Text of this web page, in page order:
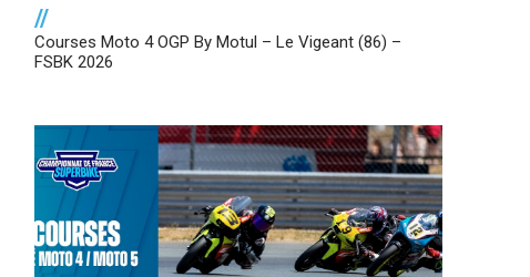
//
Courses Moto 4 OGP By Motul – Le Vigeant (86) –
FSBK 2026